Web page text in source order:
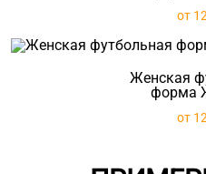
от
Женская
форма
от